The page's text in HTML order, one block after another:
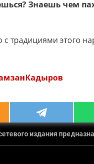
Знаешь чем
традициями этого
издания